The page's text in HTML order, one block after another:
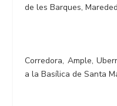
de les Barques,
Corredora, Ample,
a la Basílica de Santa